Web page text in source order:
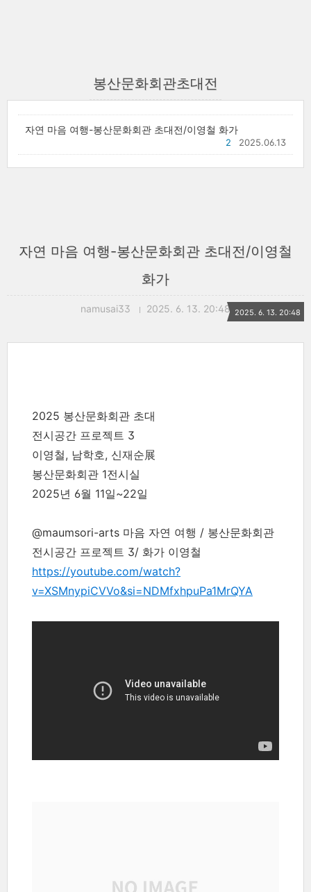
봉산문화회관초대전
자연 마음 여행-봉산문화회관 초대전/이영철 화가
2025.06.13
2
자연 마음 여행-봉산문화회관 초대전/이영철
화가
namusai33 2025. 6. 13. 20:48 2025. 6. 13. 20:48
2025 봉산문화회관 초대
전시공간 프로젝트 3
이영철, 남학호, 신재순展
봉산문화회관 1전시실
2025년 6월 11일~22일
@maumsori-arts 마음 자연 여행 / 봉산문화회관
전시공간 프로젝트 3/ 화가 이영철
https://youtube.com/watch?
v=XSMnypiCVVo&si=NDMfxhpuPa1MrQYA